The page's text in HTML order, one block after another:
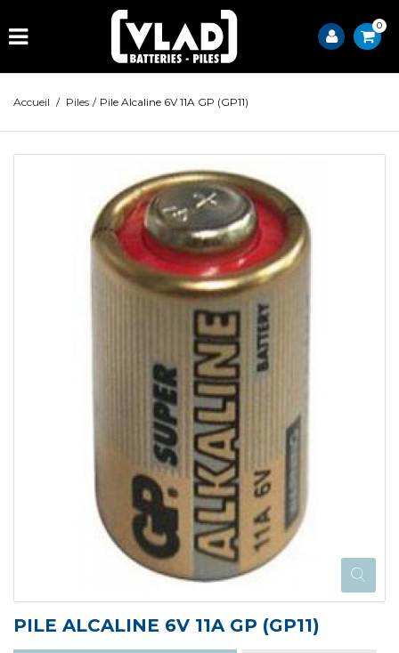
0
Accueil / Piles / Pile Alcaline 6V 11A GP (GP11)
PILE ALCALINE 6V 11A GP (GP11)